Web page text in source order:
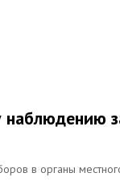
наблюдению
в органы